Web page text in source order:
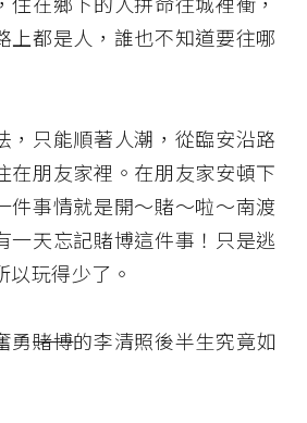
上都是人，誰也不知道要往哪
，只能順著人潮，從臨安沿路
在朋友家裡。在朋友家安頓下
件事情就是開～賭～啦～南渡
一天忘記賭博這件事！只是逃
以玩得少了。
勇賭博的李清照後半生究竟如